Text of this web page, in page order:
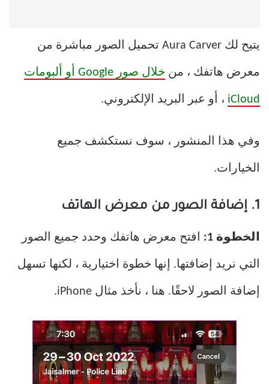
يتيح لك Aura Carver تحميل الصور مباشرة من
معرض هاتفك ، من خلال صور Google أو ألبومات
iCloud ، أو عبر البريد الإلكتروني.
وفي هذا المنشور ، سوف نستكشف جميع
الخيارات.
1. إضافة الصور من معرض الهاتف
الخطوة 1: افتح معرض هاتفك وحدد جميع الصور
التي نريد إضافتها. إنها خطوة اختيارية ، لكنها تسهل
إضافة الصور لاحقًا. هنا ، نأخذ مثال iPhone.